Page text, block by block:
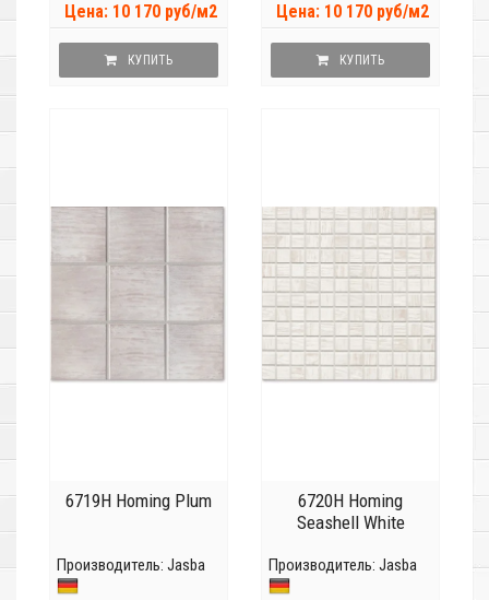
Цена: 10 170 руб/м2
КУПИТЬ
Цена: 10 170 руб/м2
КУПИТЬ
6719H Homing Plum
Производитель: Jasba
6720H Homing
Seashell White
Производитель: Jasba